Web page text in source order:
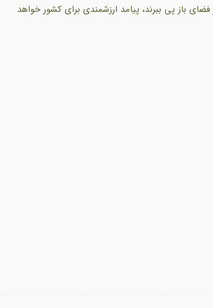
باز پی ببرند، پیامد ارزشمندی برای کشور خواهد